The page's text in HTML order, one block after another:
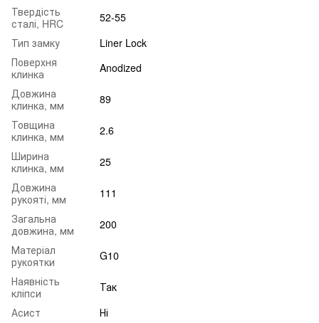
Твердість
сталі, HRC
52-55
Тип замку
Liner Lock
Поверхня
клинка
Anodized
Довжина
клинка, мм
89
Товщина
клинка, мм
2.6
Ширина
клинка, мм
25
Довжина
рукояті, мм
111
Загальна
довжина, мм
200
Матеріал
рукоятки
G10
Наявність
кліпси
Так
Асист
Ні